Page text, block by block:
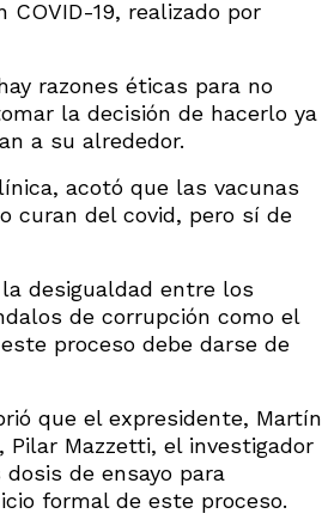
19, realizado por
razones éticas para no
la decisión de hacerlo ya
a su alrededor.
acotó que las vacunas
curan del covid, pero sí de
desigualdad entre los
de corrupción como el
proceso debe darse de
que el expresidente, Martín
Mazzetti, el investigador
de ensayo para
formal de este proceso.